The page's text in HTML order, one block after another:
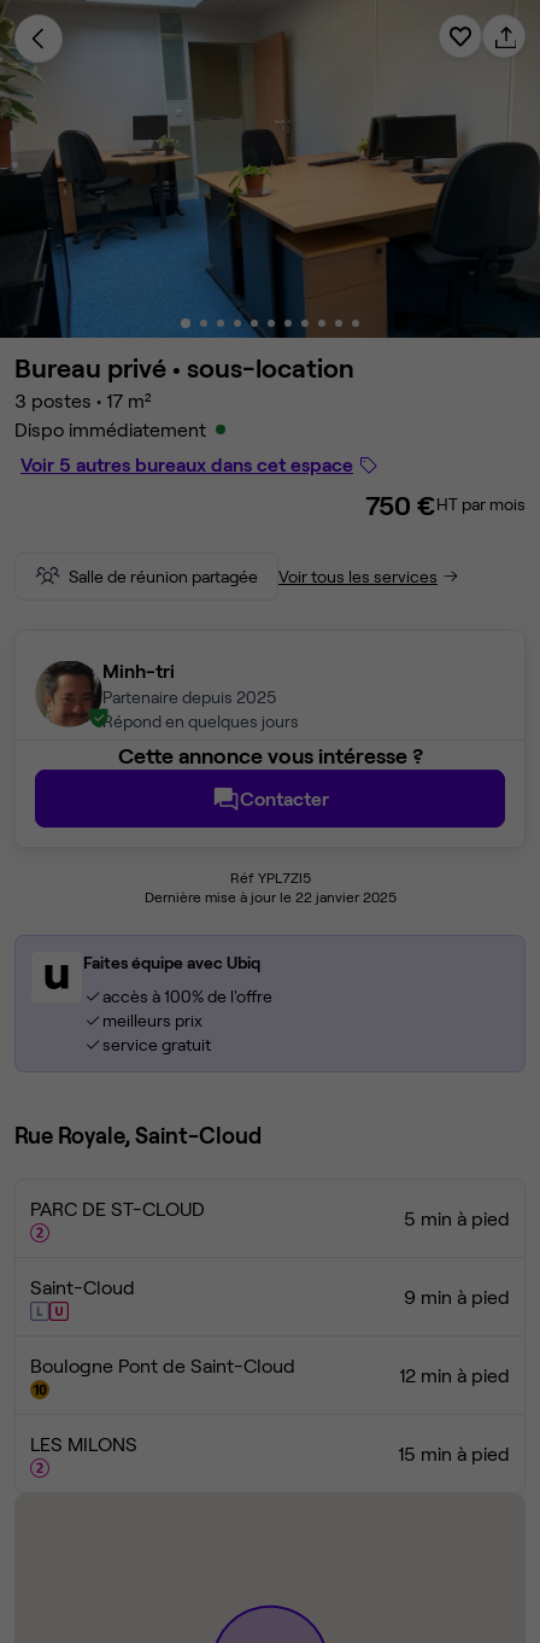
Bureau privé • sous-location
3 postes • 17 m²
Dispo immédiatement
Voir 5 autres bureaux dans cet espace
750 €HT par mois
Salle de réunion partagée Voir tous les services
Minh-tri
Partenaire depuis 2025
Répond en quelques jours
Cette annonce vous intéresse ?
Contacter
Réf YPL7ZI5
Dernière mise à jour le 22 janvier 2025
Faites équipe avec Ubiq
accès à 100% de l'offre
meilleurs prix
service gratuit
Rue Royale, Saint-Cloud
PARC DE ST-CLOUD 5 min à pied
Saint-Cloud 9 min à pied
Boulogne Pont de Saint-Cloud 12 min à pied
LES MILONS 15 min à pied